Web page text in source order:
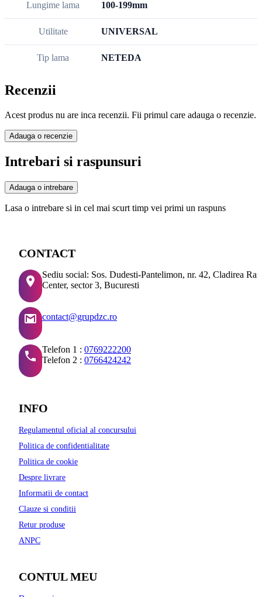
Lungime lama 100-199mm
Utilitate UNIVERSAL
Tip lama NETEDA
Recenzii
Acest produs nu are inca recenzii. Fii primul care adauga o recenzie.
Adauga o recenzie
Intrebari si raspunsuri
Adauga o intrebare
Lasa o intrebare si in cel mai scurt timp vei primi un raspuns
CONTACT
Sediu social: Sos. Dudesti-Pantelimon, nr. 42, Cladirea
Center, sector 3, Bucuresti
contact@grupdzc.ro
Telefon 1 : 0769222200
Telefon 2 : 0766424242
INFO
Regulamentul oficial al concursului
Politica de confidentialitate
Politica de cookie
Despre livrare
Informatii de contact
Clauze si conditii
Retur produse
ANPC
CONTUL MEU